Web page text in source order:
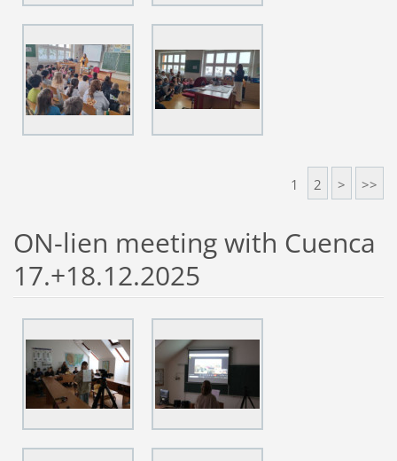
1 2 > >>
ON-lien meeting with Cuenca
17.+18.12.2025